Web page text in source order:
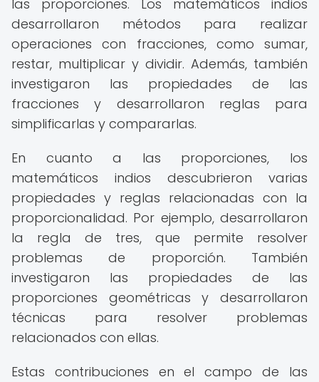
las proporciones. Los matemáticos indios
desarrollaron métodos para realizar
operaciones con fracciones, como sumar,
restar, multiplicar y dividir. Además, también
investigaron las propiedades de las
fracciones y desarrollaron reglas para
simplificarlas y compararlas.
En cuanto a las proporciones, los
matemáticos indios descubrieron varias
propiedades y reglas relacionadas con la
proporcionalidad. Por ejemplo, desarrollaron
la regla de tres, que permite resolver
problemas de proporción. También
investigaron las propiedades de las
proporciones geométricas y desarrollaron
técnicas para resolver problemas
relacionados con ellas.
Estas contribuciones en el campo de las